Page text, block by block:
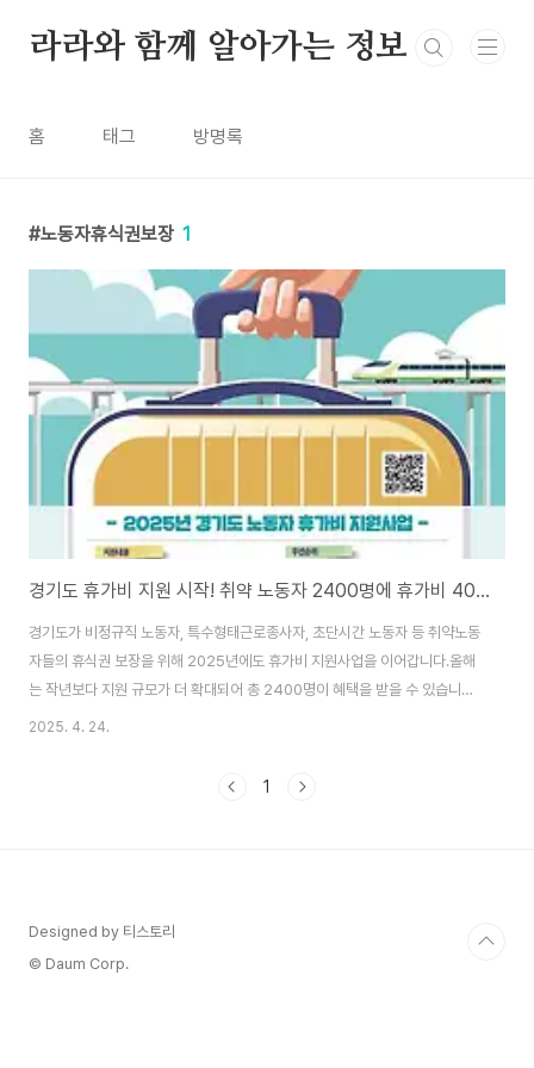
라라와 함께 알아가는 정보
홈 태그 방명록
노동자휴식권보장 1
경기도 휴가비 지원 시작! 취약 노동자 2400명에 휴가비 40만원 지원
경기도가 비정규직 노동자, 특수형태근로종사자, 초단시간 노동자 등 취약노동
자들의 휴식권 보장을 위해 2025년에도 휴가비 지원사업을 이어갑니다.올해
는 작년보다 지원 규모가 더 확대되어 총 2400명이 혜택을 받을 수 있습니다.
[목차]올해부터 뭐가 달라졌을까?지원 대상 조건 요약어떻게 지원받나요?신청
천해요!지금이 휴식을 준비할 때 ✅ 올해부터 뭐가 달라졌을까?지원 인원 확대:
2025. 4. 24.
1
Designed by 티스토리
© Daum Corp.